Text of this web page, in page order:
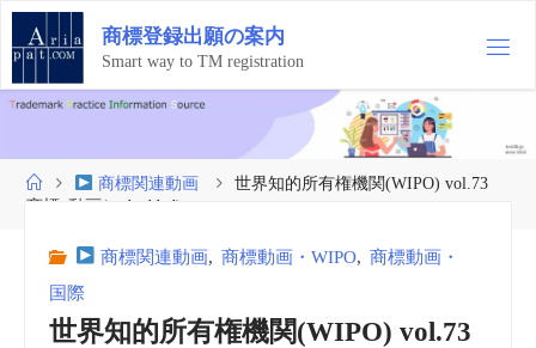
コ
テ
ン
ツ
ス
商標登録出願の案内
Smart way to TM registration
ホ
ー
商標関連動画
世界知的所有権機関(WIPO) vol.73
商標_動画(embedded)
商標関連動画, 商標動画・WIPO, 商標動画・
国際
世界知的所有権機関(WIPO) vol.73